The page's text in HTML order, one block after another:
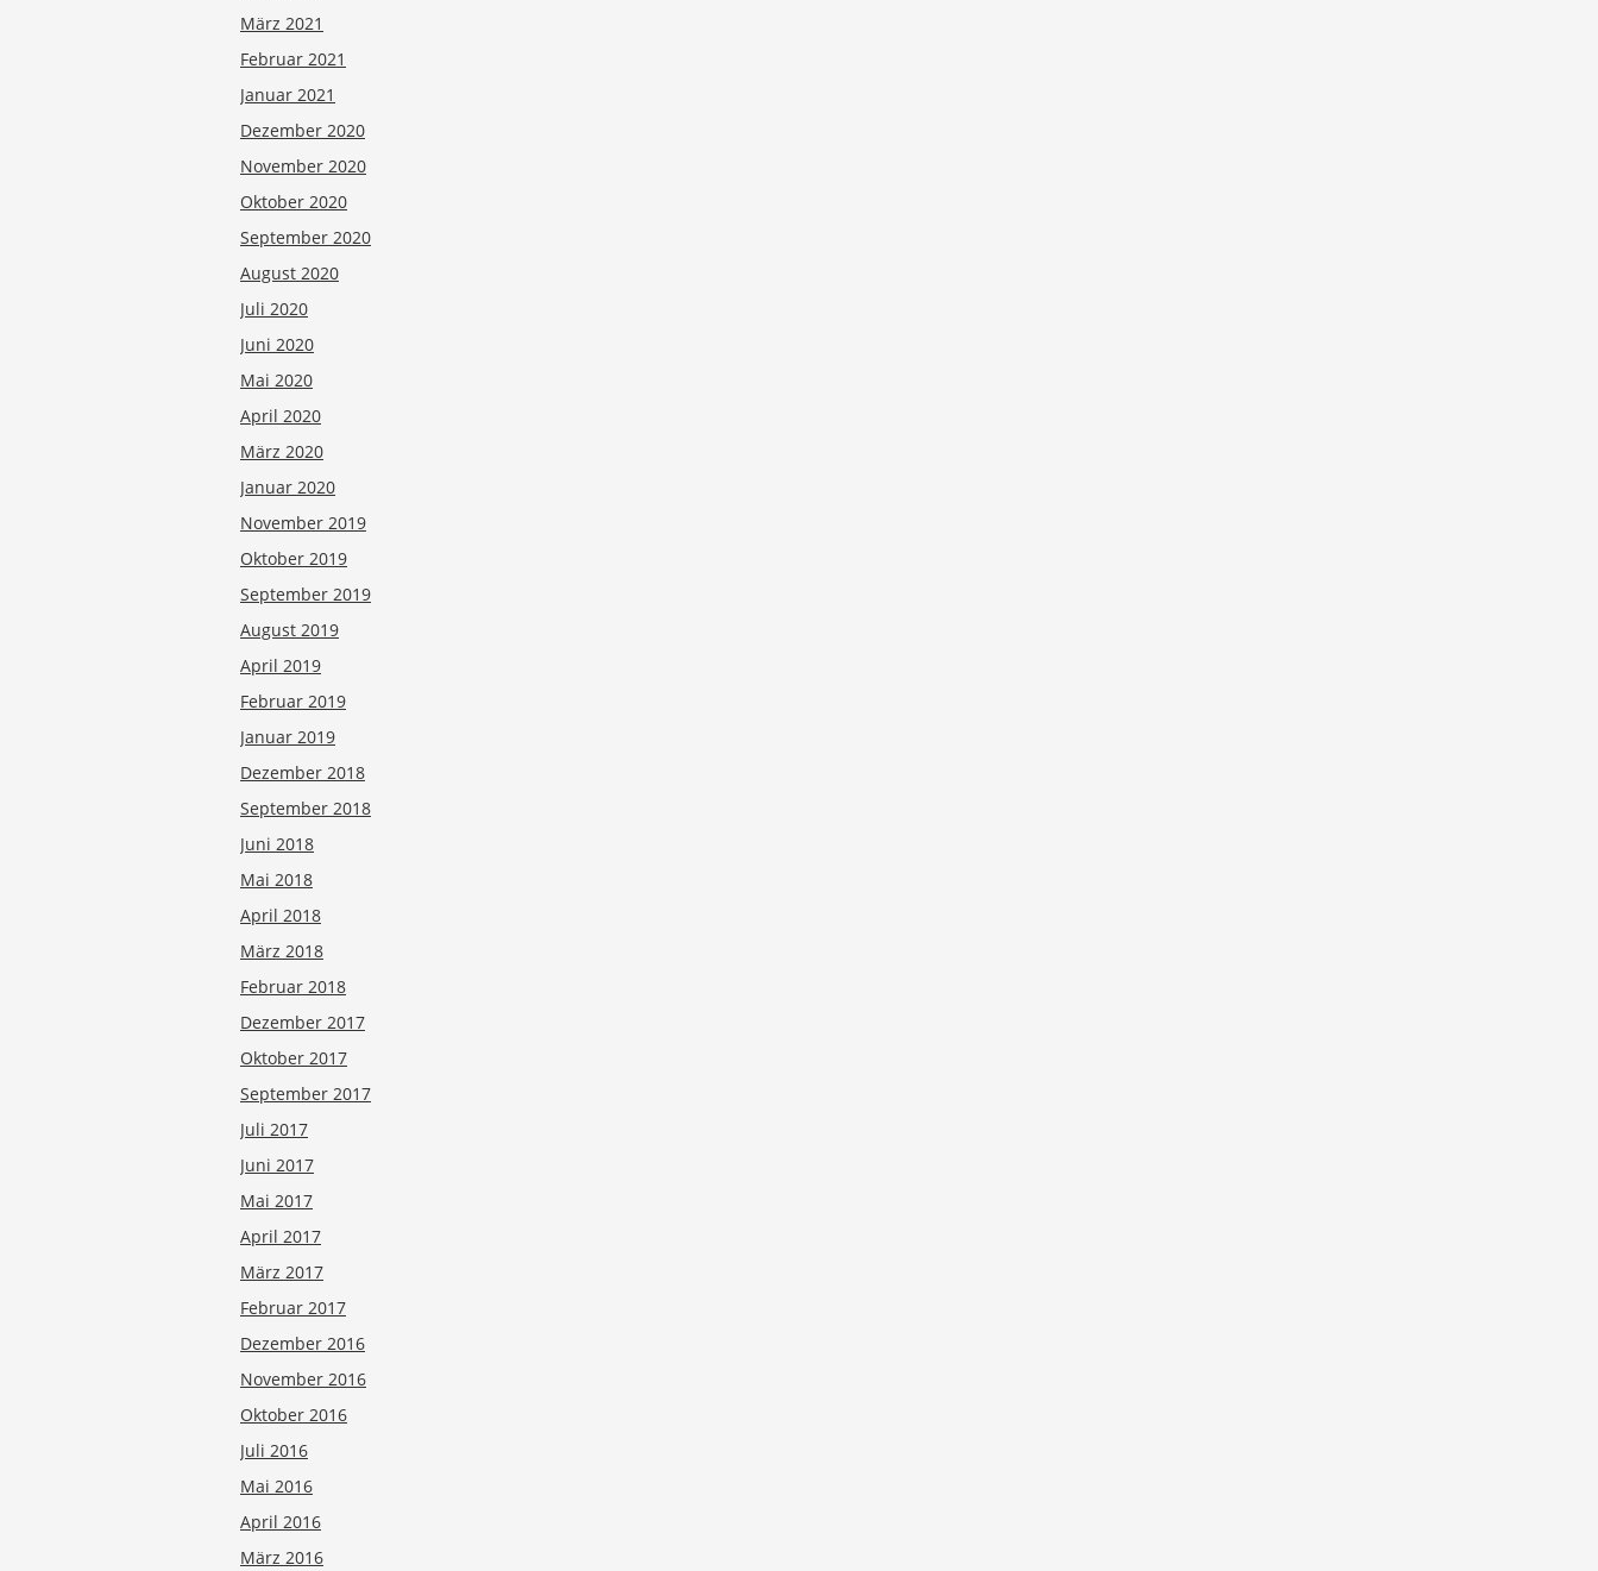
März 2021
Februar 2021
Januar 2021
Dezember 2020
November 2020
Oktober 2020
September 2020
August 2020
Juli 2020
Juni 2020
Mai 2020
April 2020
März 2020
Januar 2020
November 2019
Oktober 2019
September 2019
August 2019
April 2019
Februar 2019
Januar 2019
Dezember 2018
September 2018
Juni 2018
Mai 2018
April 2018
März 2018
Februar 2018
Dezember 2017
Oktober 2017
September 2017
Juli 2017
Juni 2017
Mai 2017
April 2017
März 2017
Februar 2017
Dezember 2016
November 2016
Oktober 2016
Juli 2016
Mai 2016
April 2016
März 2016